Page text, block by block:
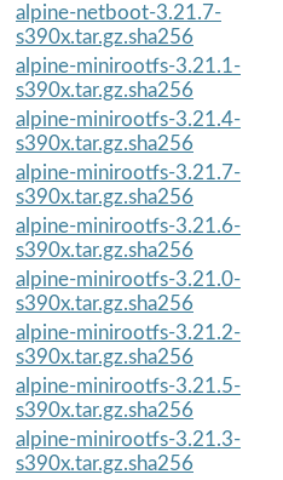
alpine-netboot-3.21.7-
s390x.tar.gz.sha256
alpine-minirootfs-3.21.1-
s390x.tar.gz.sha256
alpine-minirootfs-3.21.4-
s390x.tar.gz.sha256
alpine-minirootfs-3.21.7-
s390x.tar.gz.sha256
alpine-minirootfs-3.21.6-
s390x.tar.gz.sha256
alpine-minirootfs-3.21.0-
s390x.tar.gz.sha256
alpine-minirootfs-3.21.2-
s390x.tar.gz.sha256
alpine-minirootfs-3.21.5-
s390x.tar.gz.sha256
alpine-minirootfs-3.21.3-
s390x.tar.gz.sha256